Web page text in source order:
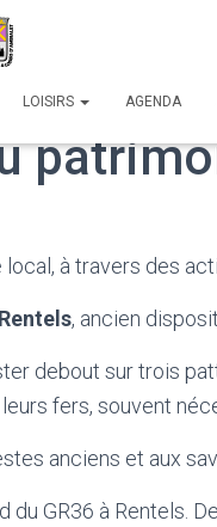
LOISIRS AGENDA
à travers des
, ancien
debout sur trois
fers, souvent
anciens et aux
GR36 à Rentels.